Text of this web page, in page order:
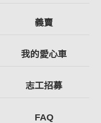
義賣
我的愛心車
志工招募
FAQ